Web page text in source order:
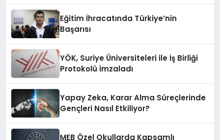
Eğitim İhracatında Türkiye’nin
Başarısı
YÖK, Suriye Üniversiteleri ile İş Birliği
Protokolü İmzaladı
Yapay Zeka, Karar Alma Süreçlerinde
Gençleri Nasıl Etkiliyor?
MEB Özel Okullarda Kapsamlı